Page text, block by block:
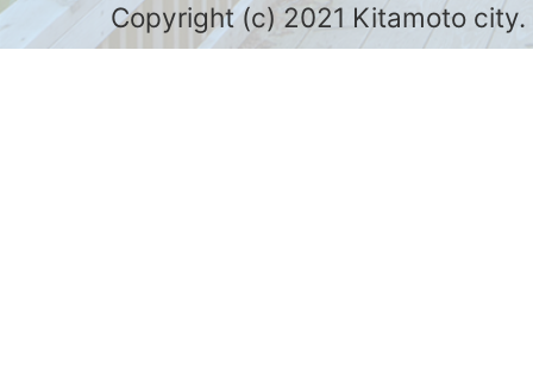
Copyright (c) 2021 Kitamoto city.